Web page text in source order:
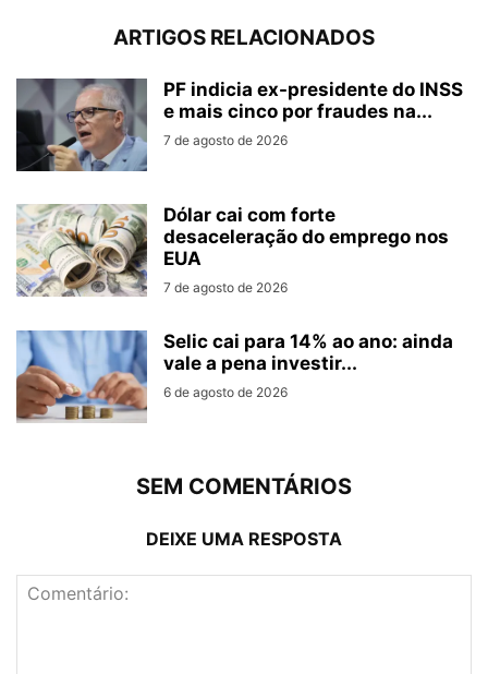
ARTIGOS RELACIONADOS
PF indicia ex-presidente do INSS
e mais cinco por fraudes na...
7 de agosto de 2026
Dólar cai com forte
desaceleração do emprego nos
EUA
7 de agosto de 2026
Selic cai para 14% ao ano: ainda
vale a pena investir...
6 de agosto de 2026
SEM COMENTÁRIOS
DEIXE UMA RESPOSTA